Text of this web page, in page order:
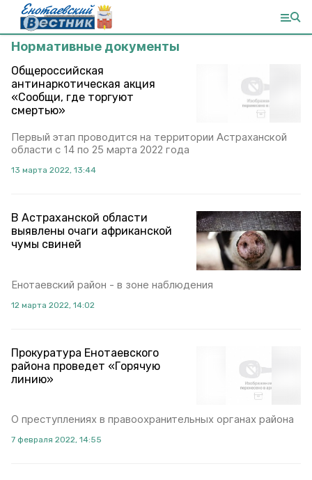
Нормативные документы
Общероссийская
антинаркотическая акция
«Сообщи, где торгуют
смертью»
Первый этап проводится на территории Астраханской
области с 14 по 25 марта 2022 года
13 марта 2022, 13:44
В Астраханской области
выявлены очаги африканской
чумы свиней
Енотаевский район - в зоне наблюдения
12 марта 2022, 14:02
Прокуратура Енотаевского
района проведет «Горячую
линию»
О преступлениях в правоохранительных органах района
7 февраля 2022, 14:55